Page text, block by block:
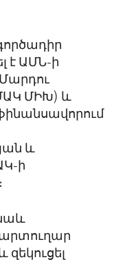
է ԱՄՆ-ի
ՄԻԽ) և
և
ի
զեկուցել